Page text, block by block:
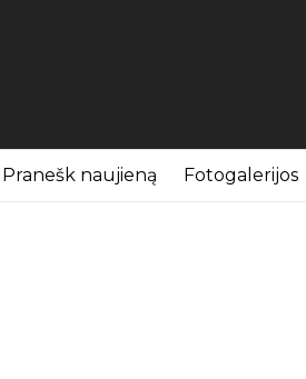
Pranešk naujieną Fotogalerijos